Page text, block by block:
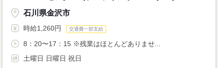
石川県金沢市
時給1,260円 交通費一部支給
8：20〜17：15 ※残業はほとんどありませ...
土曜日 日曜日 祝日